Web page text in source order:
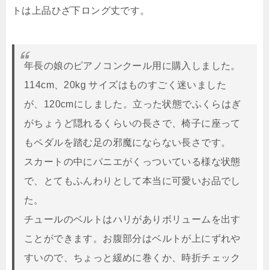
トは上品ひざ下ロング丈です。
年長の娘のピアノコンクール用に購入しました。
114cm、20kg サイズはものすごく迷いました
が、120cmにしました。立った状態でふくらはぎ
がちょうど隠れるくらいの長さで、椅子に座って
もペダルを踏む足の邪魔にならない長さです。
スカートの中にパニエがくっついている様な状態
で、とてもふんわりとして本当に可愛いお品でし
た。
チュールのベルトはハリがありボリュームを出す
ことができます。お腹部分はベルトが上にずれや
すいので、ちょっと緩めに巻くか、時折チェック